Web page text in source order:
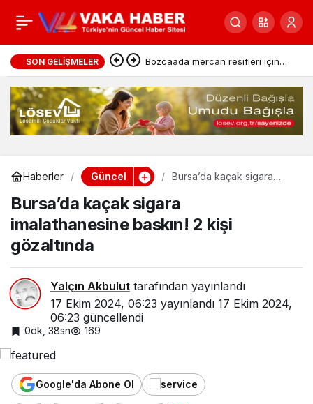
SON GELIŞMELER Cumhurbaşkanı Erdoğan,
Bahçeli’yi Külliye’de kabul etti
Haberler Güncel
Bursa’da kaçak sigara
kişi gözaltında
Bursa’da kaçak sigara
imalathanesine baskın! 2 kişi
gözaltında
Yalçın Akbulut tarafından yayınlandı
17 Ekim 2024, 06:23 yayınlandı 17 Ekim 2024,
06:23 güncellendi
0dk, 38sn 169
Google'da Abone Ol
Bugün hava nasıl
olacak?
0 Paylaş